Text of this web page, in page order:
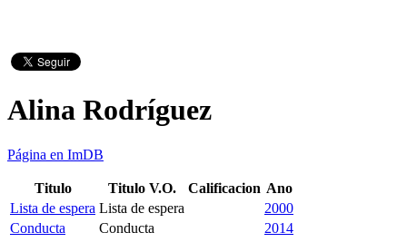
Alina Rodríguez
Página en ImDB
Titulo Titulo V.O. Calificacion Ano
Lista de espera Lista de espera
2000
Conducta
Conducta 2014